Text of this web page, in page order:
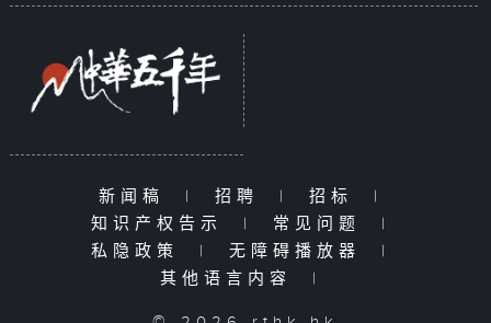
新闻稿 | 招聘 | 招标
|
知识产权告示
| 常见问题
|
私隐政策
| 无障碍播放器
|
其他语言内容
|